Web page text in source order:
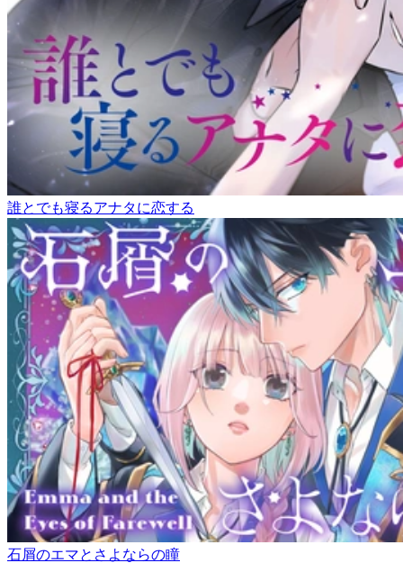
誰とでも寝るアナタに恋する
石屑のエマとさよならの瞳